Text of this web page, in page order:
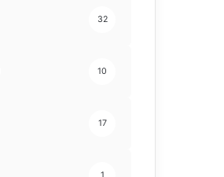
32
10
17